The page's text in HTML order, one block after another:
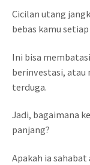
Cicilan utang
bebas kamu
Ini bisa
berinvestasi, atau
terduga.
Jadi, bagaimana
panjang?
Apakah ia